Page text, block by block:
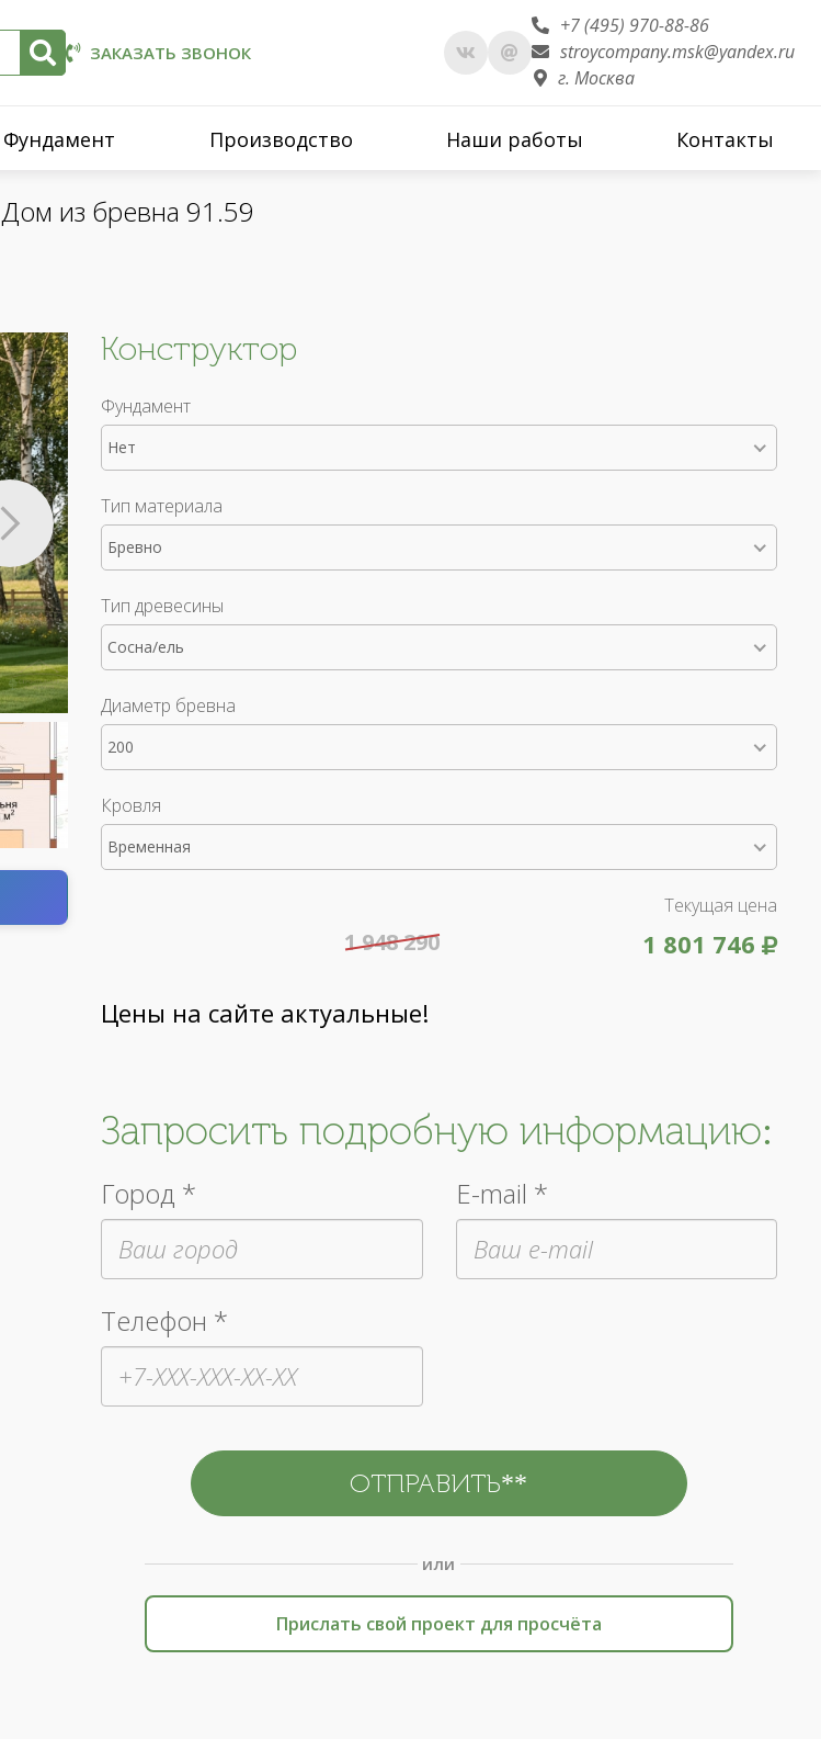
ЗАКАЗАТЬ ЗВОНОК
+7 (495) 970-88-86
stroycompany.msk@yandex.ru
г. Москва
Фундамент Производство Наши работы Контакты
Дом из бревна 91.59
Конструктор
Фундамент
Нет
Тип материала
Бревно
Тип древесины
Сосна/ель
Диаметр бревна
200
Кровля
Временная
Текущая цена
1 801 746
1 948 290
Цены на сайте актуальные!
Запросить подробную информацию:
Город * E-mail *
Телефон *
или
Прислать свой проект для просчёта